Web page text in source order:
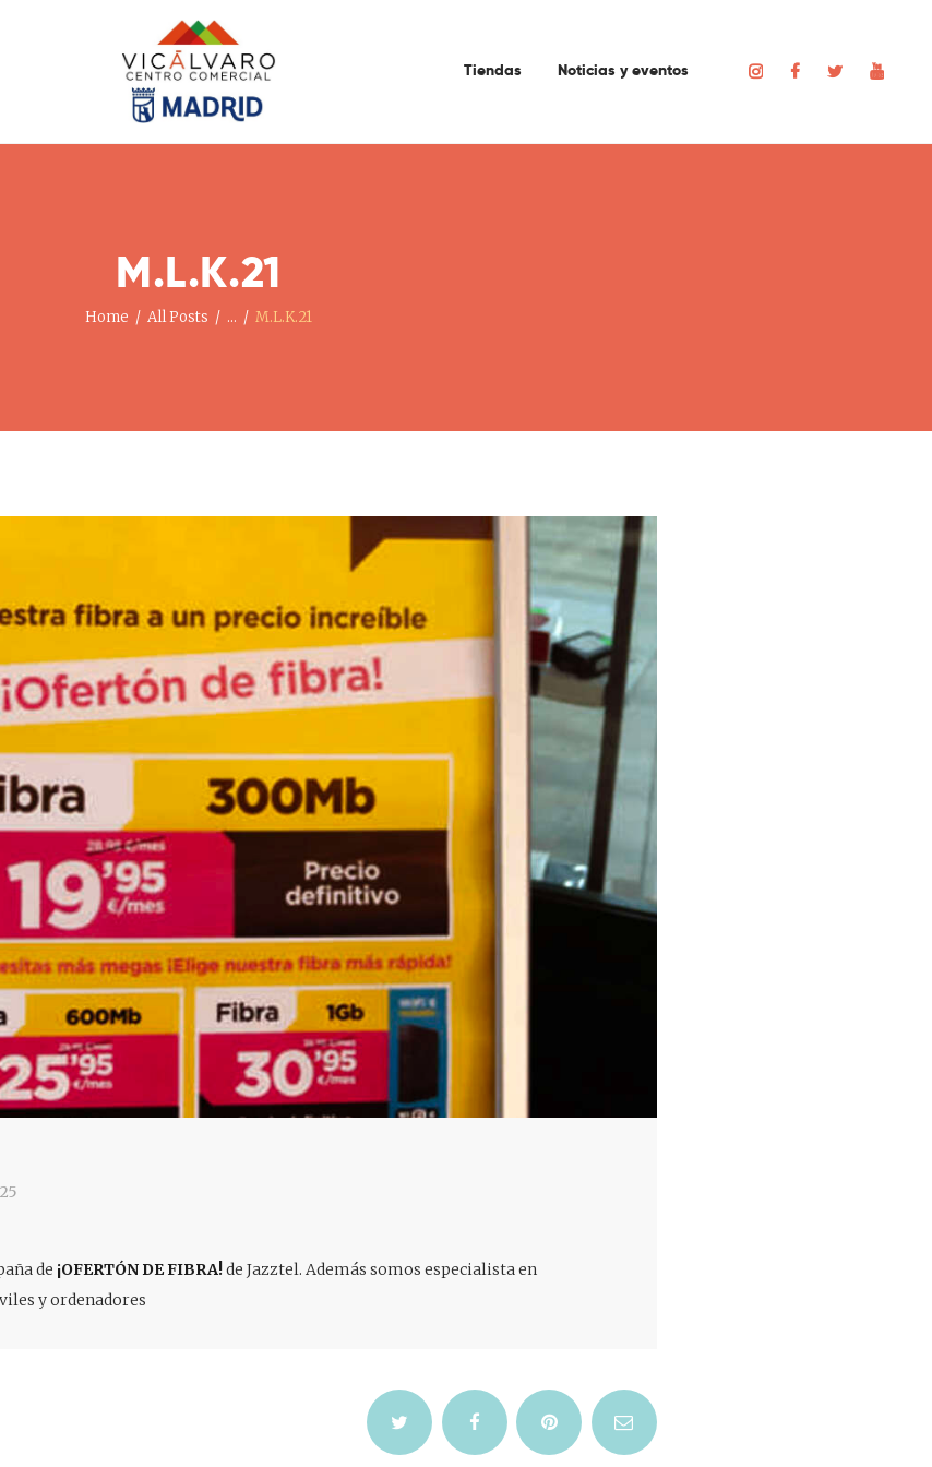
Tiendas Noticias y eventos
M.L.K.21
Home All Posts ... M.L.K.21
Nuestras Tiendas
Noticias Y Eventos
Contacto
de ¡OFERTÓN DE FIBRA!de Jazztel. Además somos especialista en
y ordenadores